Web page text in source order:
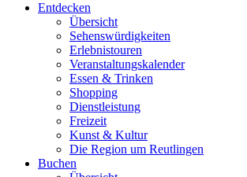
Entdecken
Übersicht
Sehenswürdigkeiten
Erlebnistouren
Veranstaltungskalender
Essen & Trinken
Shopping
Dienstleistung
Freizeit
Kunst & Kultur
Die Region um Reutlingen
Buchen